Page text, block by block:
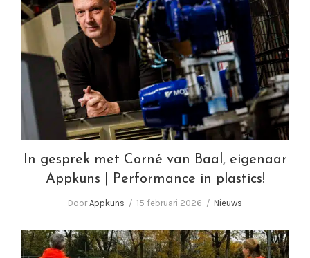
In gesprek met Corné van Baal, eigenaar
Appkuns | Performance in plastics!
In gesprek met Corné van Baal, eigenaar
Appkuns | Performance in plastics!
DoorAppkuns 15 februari 2026 Nieuws